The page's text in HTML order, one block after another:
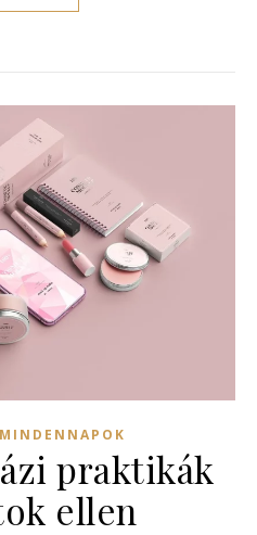
MINDENNAPOK
praktikák
ellen